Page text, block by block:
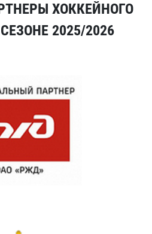
ХОККЕЙНОГО
2025/2026